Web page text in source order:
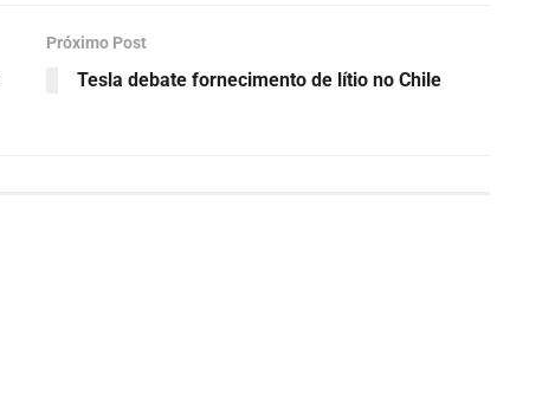
Próximo Post
Tesla debate fornecimento de lítio no Chile